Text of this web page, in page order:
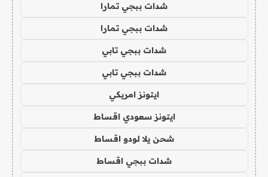
شدات ببجي تمارا
شدات ببجي تمارا
شدات ببجي تابي
شدات ببجي تابي
ايتونز امريكي
ايتونز سعودي اقساط
شحن يلا لودو اقساط
شدات ببجي اقساط